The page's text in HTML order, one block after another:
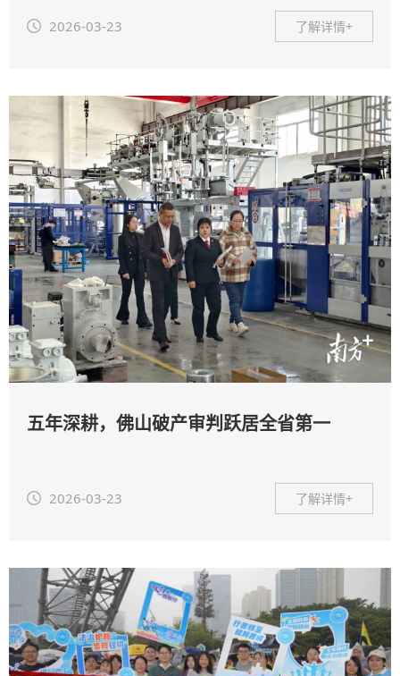
了解详情+
2026-03-23
五年深耕，佛山破产审判跃居全省第一
了解详情+
2026-03-23